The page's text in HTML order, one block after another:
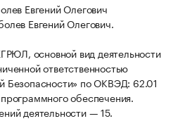
Евгений Олегович
Евгений Олегович.
основной вид деятельности
ответственностью
Безопасности» по ОКВЭД: 62.01
обеспечения.
деятельности — 15.